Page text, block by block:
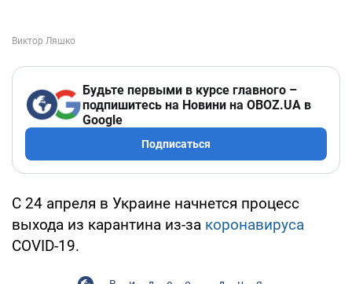
Будьте первыми в курсе главного –
подпишитесь на Новини на OBOZ.UA в
Google
Подписаться
С 24 апреля в Украине начнется процесс
выхода из карантина из-за коронавируса
COVID-19.